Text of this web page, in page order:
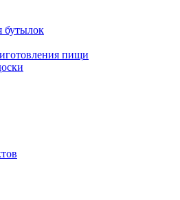
бутылок
пищи